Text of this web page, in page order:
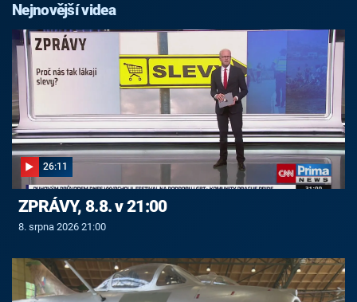
Nejnovější videa
26:11
ZPRÁVY, 8.8. v 21:00
8. srpna 2026 21:00